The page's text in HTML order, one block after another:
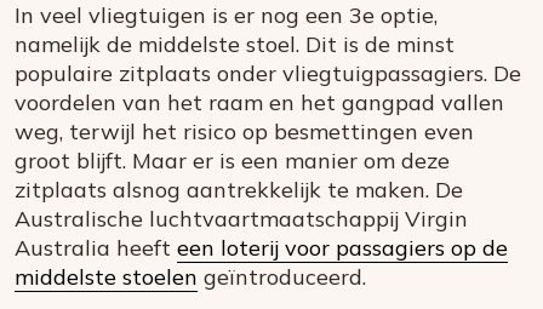
In veel vliegtuigen is er nog een 3e optie,
namelijk de middelste stoel. Dit is de minst
populaire zitplaats onder vliegtuigpassagiers. De
voordelen van het raam en het gangpad vallen
weg, terwijl het risico op besmettingen even
groot blijft. Maar er is een manier om deze
zitplaats alsnog aantrekkelijk te maken. De
Australische luchtvaartmaatschappij Virgin
Australia heeft een loterij voor passagiers op de
middelste stoelen geïntroduceerd.